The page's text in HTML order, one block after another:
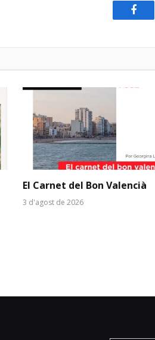
El Carnet del Bon Valencià
3 d'agost de 2026